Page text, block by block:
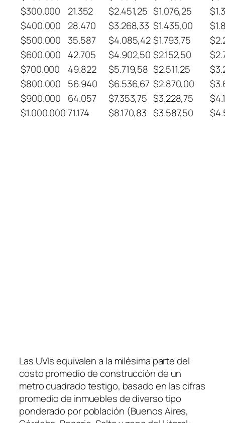
$300.000
21.352 $2.451,25 $1.076,25
$400.000
28.470 $3.268,33 $1.435,00
$500.000
35.587 $4.085,42$1.793,75
$600.000
42.705 $4.902,50 $2.152,50
$700.000
49.822 $5.719,58 $2.511,25
$800.000
56.940 $6.536,67 $2.870,00
$900.000
64.057 $7.353,75 $3.228,75
$1.000.00071.174 $8.170,83 $3.587,50
Las UVIs equivalen a la milésima parte del
costo promedio de construcción de un
metro cuadrado testigo, basado en las cifras
promedio de inmuebles de diverso tipo
ponderado por población (Buenos Aires,